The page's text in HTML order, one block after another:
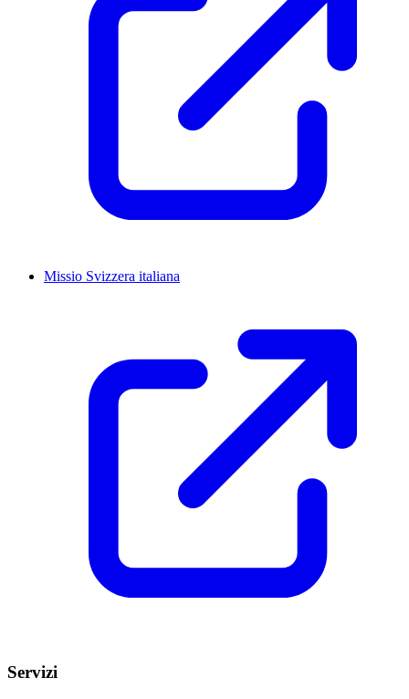
Missio Svizzera italiana
Servizi